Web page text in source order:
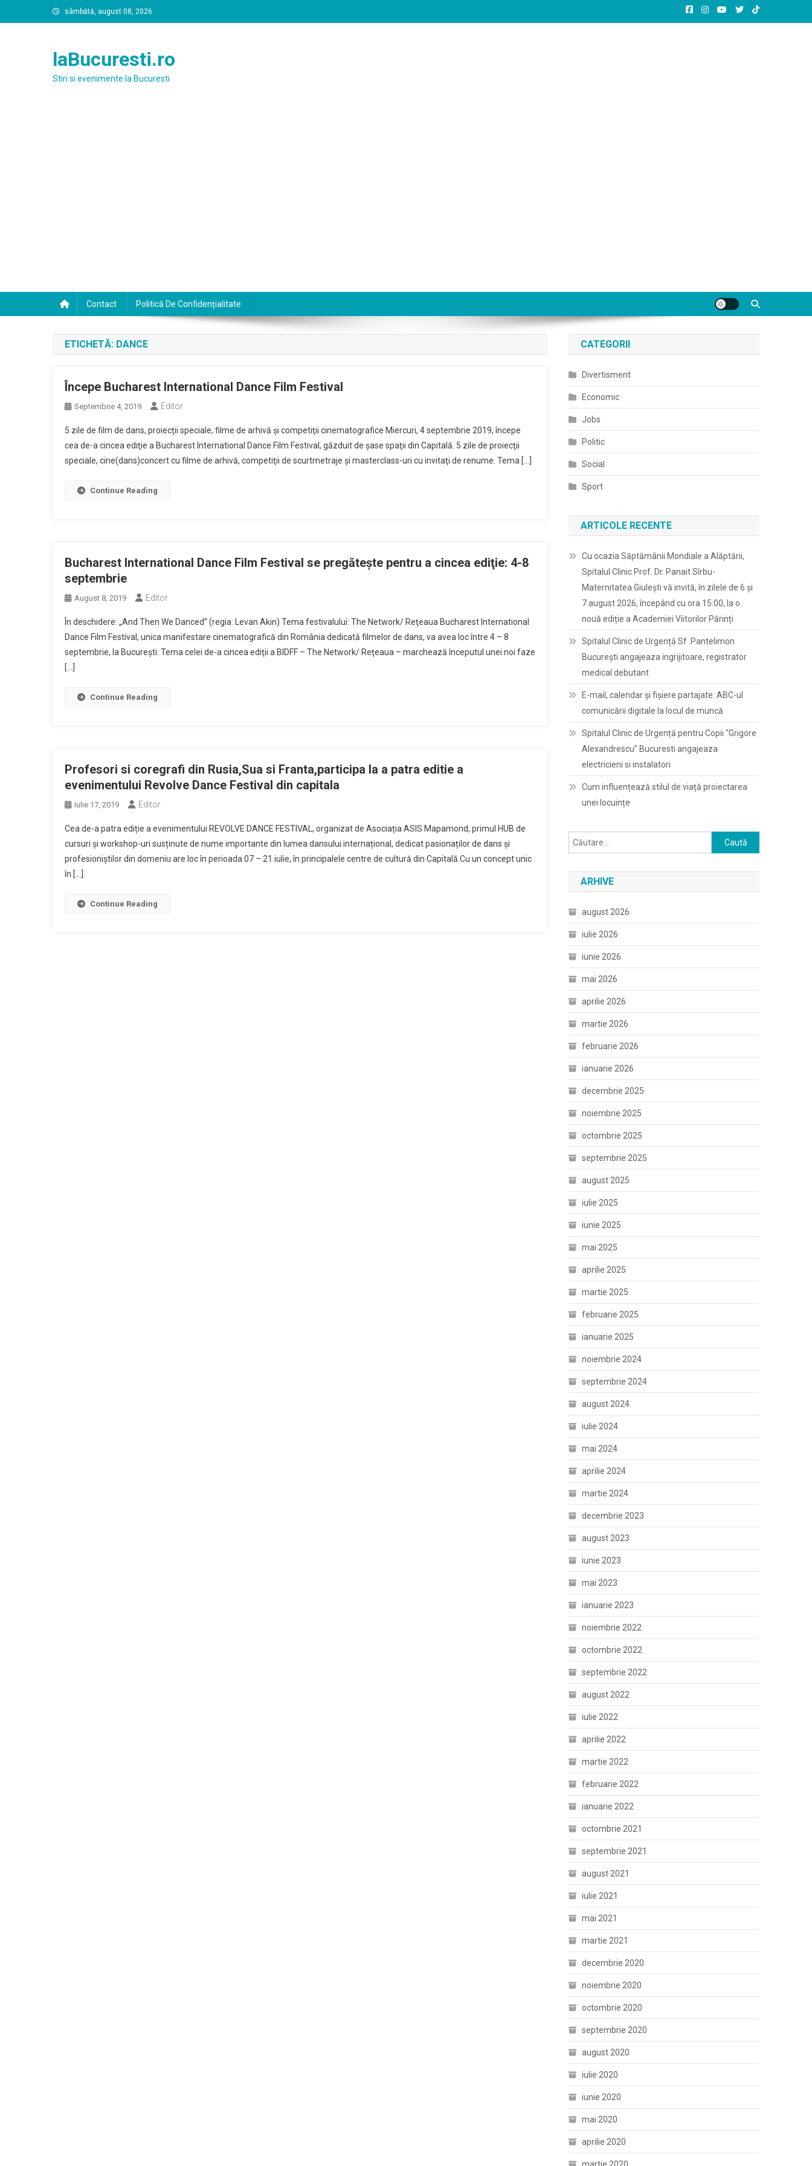
to
sâmbătă, august 08, 2026
laBucuresti.ro
Stiri si evenimente la Bucuresti
Contact Politică De Confidențialitate
ETICHETĂ: DANCE
Începe Bucharest International Dance Film Festival
Septembrie 4, 2019 Editor
5 zile de film de dans, proiecţii speciale, filme de arhivă şi competiţii cinematografice Miercuri, 4 septembrie 2019, începe
cea de-a cincea ediţie a Bucharest International Dance Film Festival, găzduit de şase spaţii din Capitală. 5 zile de proiecţii
speciale, cine(dans)concert cu filme de arhivă, competiţii de scurtmetraje şi masterclass-uri cu invitaţi de renume. Tema […]
Continue Reading
Bucharest International Dance Film Festival se pregăteşte pentru a cincea ediţie: 4-8
septembrie
August 8, 2019 Editor
În deschidere: „And Then We Danced” (regia: Levan Akin) Tema festivalului: The Network/ Reţeaua Bucharest International
Dance Film Festival, unica manifestare cinematografică din România dedicată filmelor de dans, va avea loc între 4 – 8
septembrie, la Bucureşti. Tema celei de-a cincea ediţii a BIDFF – The Network/ Reţeaua – marchează începutul unei noi faze
[…]
Continue Reading
Profesori si coregrafi din Rusia,Sua si Franta,participa la a patra editie a
evenimentului Revolve Dance Festival din capitala
Iulie 17, 2019 Editor
Cea de-a patra ediție a evenimentului REVOLVE DANCE FESTIVAL, organizat de Asociația ASIS Mapamond, primul HUB de
cursuri și workshop-uri susținute de nume importante din lumea dansului internațional, dedicat pasionaților de dans și
profesioniștilor din domeniu are loc în perioada 07 – 21 iulie, în principalele centre de cultură din Capitală.Cu un concept unic
în […]
Continue Reading
CATEGORII
Divertisment
Economic
Jobs
Politic
Social
Sport
ARTICOLE RECENTE
Cu ocazia Săptămânii Mondiale a Alăptării,
Spitalul Clinic Prof. Dr. Panait Sîrbu-
Maternitatea Giulești vă invită, în zilele de 6 și
7 august 2026, începând cu ora 15:00, la o
nouă ediție a Academiei Viitorilor Părinți
Spitalul Clinic de Urgență Sf .Pantelimon
București angajeaza ingrijitoare, registrator
medical debutant
E-mail, calendar şi fişiere partajate: ABC-ul
comunicării digitale la locul de muncă
Spitalul Clinic de Urgență pentru Copii “Grigore
Alexandrescu” Bucuresti angajeaza
electricieni si instalatori
Cum influențează stilul de viață proiectarea
unei locuințe
Caută
după:
ARHIVE
august 2026
iulie 2026
iunie 2026
mai 2026
aprilie 2026
martie 2026
februarie 2026
ianuarie 2026
decembrie 2025
noiembrie 2025
octombrie 2025
septembrie 2025
august 2025
iulie 2025
iunie 2025
mai 2025
aprilie 2025
martie 2025
februarie 2025
ianuarie 2025
noiembrie 2024
septembrie 2024
august 2024
iulie 2024
mai 2024
aprilie 2024
martie 2024
decembrie 2023
august 2023
iunie 2023
mai 2023
ianuarie 2023
noiembrie 2022
octombrie 2022
septembrie 2022
august 2022
iulie 2022
aprilie 2022
martie 2022
februarie 2022
ianuarie 2022
octombrie 2021
septembrie 2021
august 2021
iulie 2021
mai 2021
martie 2021
decembrie 2020
noiembrie 2020
octombrie 2020
septembrie 2020
august 2020
iulie 2020
iunie 2020
mai 2020
aprilie 2020